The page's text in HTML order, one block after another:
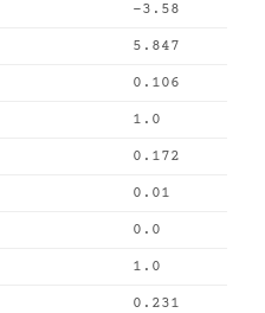
-3.58
5.847
0.106
1.0
0.172
0.01
0.0
1.0
0.231